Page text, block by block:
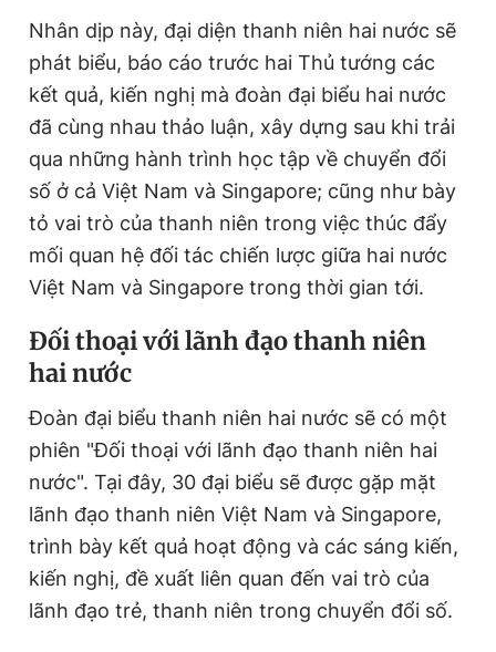
Nhân dịp này, đại diện thanh niên hai nước sẽ
phát biểu, báo cáo trước hai Thủ tướng các
kết quả, kiến nghị mà đoàn đại biểu hai nước
đã cùng nhau thảo luận, xây dựng sau khi trải
qua những hành trình học tập về chuyển đổi
số ở cả Việt Nam và Singapore; cũng như bày
tỏ vai trò của thanh niên trong việc thúc đẩy
mối quan hệ đối tác chiến lược giữa hai nước
Việt Nam và Singapore trong thời gian tới.
Đối thoại với lãnh đạo thanh niên
hai nước
Đoàn đại biểu thanh niên hai nước sẽ có một
phiên "Đối thoại với lãnh đạo thanh niên hai
nước". Tại đây, 30 đại biểu sẽ được gặp mặt
lãnh đạo thanh niên Việt Nam và Singapore,
trình bày kết quả hoạt động và các sáng kiến,
kiến nghị, đề xuất liên quan đến vai trò của
lãnh đạo trẻ, thanh niên trong chuyển đổi số.